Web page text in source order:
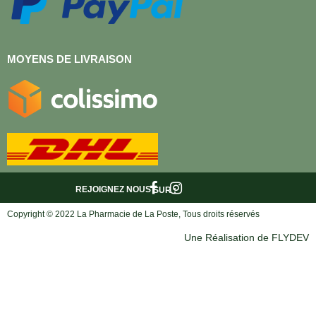
MOYENS DE LIVRAISON
SUR :
REJOIGNEZ NOUS
Copyright © 2022 La Pharmacie de La Poste, Tous droits réservés
Une Réalisation de FLYDEV